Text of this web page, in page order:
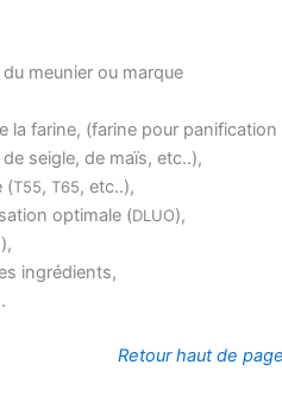
meu­nier ou marque
la farine, (farine pour pani­fi­ca­tion
seigle, de maïs, etc..),
(T55, T65, etc..),
opti­male (DLUO),
ingrédients,
Retour haut de